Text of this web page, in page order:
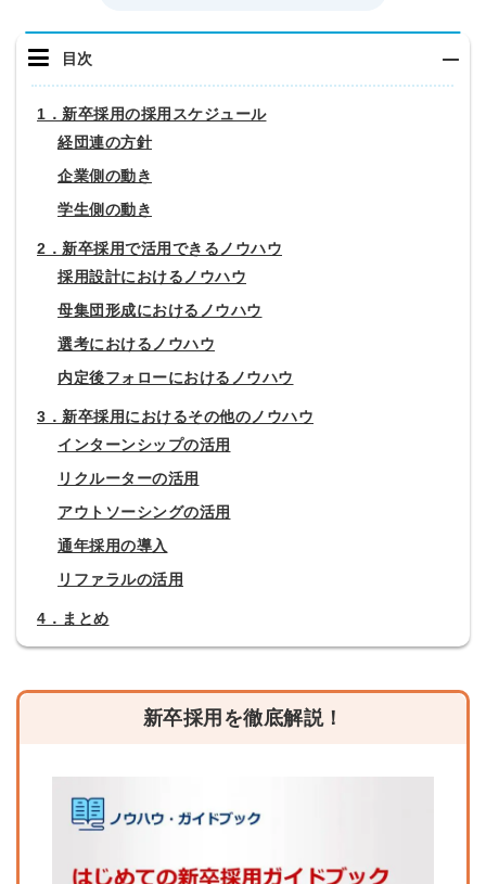
目次
1．新卒採用の採用スケジュール
経団連の方針
企業側の動き
学生側の動き
2．新卒採用で活用できるノウハウ
採用設計におけるノウハウ
母集団形成におけるノウハウ
選考におけるノウハウ
内定後フォローにおけるノウハウ
3．新卒採用におけるその他のノウハウ
インターンシップの活用
リクルーターの活用
アウトソーシングの活用
通年採用の導入
リファラルの活用
4．まとめ
新卒採用を徹底解説！